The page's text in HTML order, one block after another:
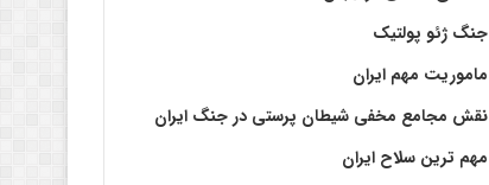
جنگ ژئو پولتیک
ماموریت مهم ایران
نقش مجامع مخفی شیطان پرستی در جنگ ایران
مهم ترین سلاح ایران